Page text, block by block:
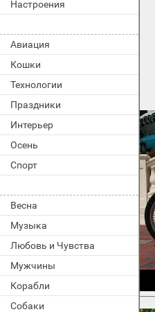
Настроения
Авиация
Кошки
Технологии
Праздники
Интерьер
Осень
Спорт
Весна
Музыка
Любовь и Чувства
Мужчины
Корабли
Собаки